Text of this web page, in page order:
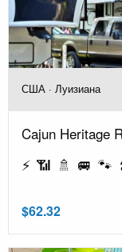
США · Луизиана
Cajun Heritage
⚡ 📶 🚿 🚐
$62.32